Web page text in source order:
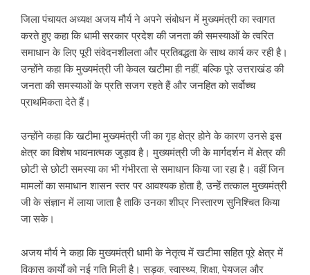
जिला पंचायत अध्यक्ष अजय मौर्य ने अपने संबोधन में मुख्यमंत्री का स्वागत
करते हुए कहा कि धामी सरकार प्रदेश की जनता की समस्याओं के त्वरित
समाधान के लिए पूरी संवेदनशीलता और प्रतिबद्धता के साथ कार्य कर रही है।
उन्होंने कहा कि मुख्यमंत्री जी केवल खटीमा ही नहीं, बल्कि पूरे उत्तराखंड की
जनता की समस्याओं के प्रति सजग रहते हैं और जनहित को सर्वोच्च
प्राथमिकता देते हैं।
उन्होंने कहा कि खटीमा मुख्यमंत्री जी का गृह क्षेत्र होने के कारण उनसे इस
क्षेत्र का विशेष भावनात्मक जुड़ाव है। मुख्यमंत्री जी के मार्गदर्शन में क्षेत्र की
छोटी से छोटी समस्या का भी गंभीरता से समाधान किया जा रहा है। वहीं जिन
मामलों का समाधान शासन स्तर पर आवश्यक होता है, उन्हें तत्काल मुख्यमंत्री
जी के संज्ञान में लाया जाता है ताकि उनका शीघ्र निस्तारण सुनिश्चित किया
जा सके।
अजय मौर्य ने कहा कि मुख्यमंत्री धामी के नेतृत्व में खटीमा सहित पूरे क्षेत्र में
विकास कार्यों को नई गति मिली है। सड़क, स्वास्थ्य, शिक्षा, पेयजल और